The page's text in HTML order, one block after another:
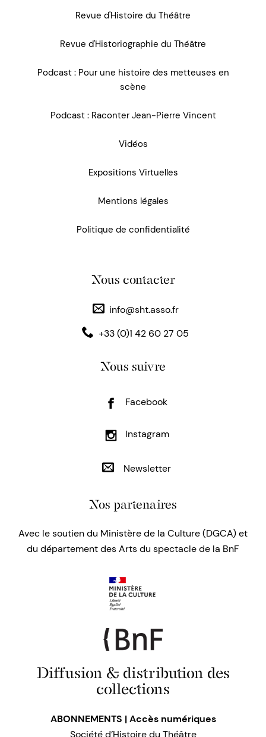
Revue d'Histoire du Théâtre
Revue d'Historiographie du Théâtre
Podcast : Pour une histoire des metteuses en
scène
Podcast : Raconter Jean-Pierre Vincent
Vidéos
Expositions Virtuelles
Mentions légales
Politique de confidentialité
Nous contacter
info@sht.asso.fr
+33 (0)1 42 60 27 05
Nous suivre
Facebook
Instagram
Newsletter
Nos partenaires
Avec le soutien du Ministère de la Culture (DGCA) et
du département des Arts du spectacle de la BnF
Diffusion & distribution des
collections
ABONNEMENTS | Accès numériques
Société d’Histoire du Théâtre